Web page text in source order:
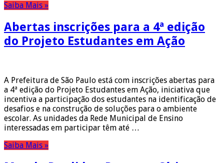
Saiba Mais »
Abertas inscrições para a 4ª edição
do Projeto Estudantes em Ação
A Prefeitura de São Paulo está com inscrições abertas para
a 4ª edição do Projeto Estudantes em Ação, iniciativa que
incentiva a participação dos estudantes na identificação de
desafios e na construção de soluções para o ambiente
escolar. As unidades da Rede Municipal de Ensino
interessadas em participar têm até …
Saiba Mais »